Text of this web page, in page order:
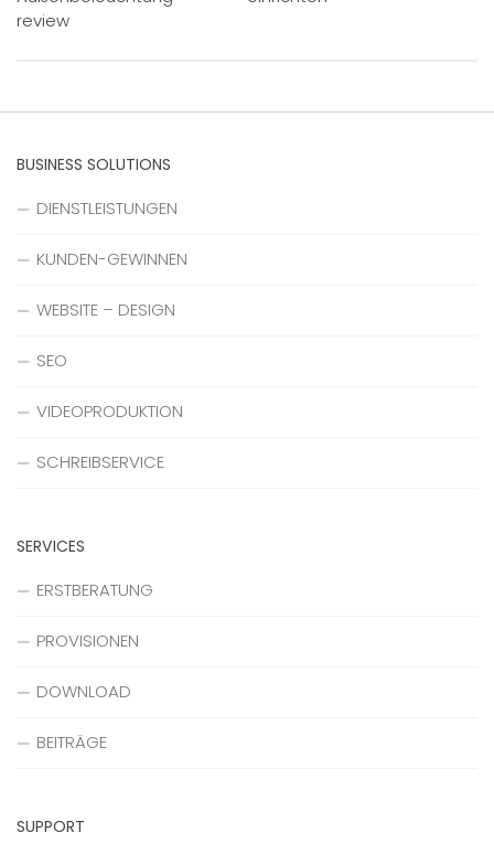
review
BUSINESS SOLUTIONS
DIENSTLEISTUNGEN
KUNDEN-GEWINNEN
WEBSITE – DESIGN
SEO
VIDEOPRODUKTION
SCHREIBSERVICE
SERVICES
ERSTBERATUNG
PROVISIONEN
DOWNLOAD
BEITRÄGE
SUPPORT